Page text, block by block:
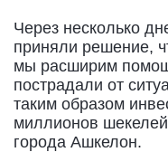
Через несколько
приняли решение,
мы расширим
пострадали от
таким образом
миллионов
города Ашкелон.